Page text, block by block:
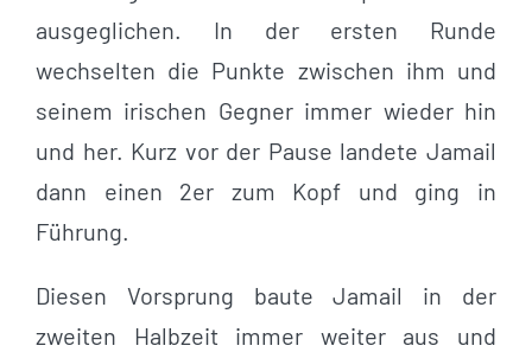
ausgeglichen. In der ersten Runde
wechselten die Punkte zwischen ihm und
seinem irischen Gegner immer wieder hin
und her. Kurz vor der Pause landete Jamail
dann einen 2er zum Kopf und ging in
Führung.
Diesen Vorsprung baute Jamail in der
zweiten Halbzeit immer weiter aus und